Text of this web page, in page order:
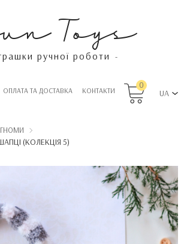
Toys
ручної роботи -
OПЛАТА ТА ДОСТАВКА КОНТАКТИ
0
UA
(КОЛЕКЦІЯ 5)